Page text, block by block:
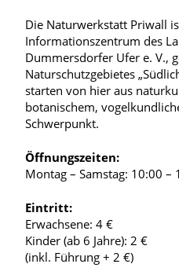
Die Naturwerkstatt Priwall
Informationszentrum des
Dummersdorfer Ufer e. V.,
Naturschutzgebietes
starten von hier aus
botanischem,
Schwerpunkt.
Öffnungszeiten:
Montag – Samstag: 10:00 –
Eintritt:
Erwachsene: 4 €
Kinder (ab 6 Jahre): 2 €
(inkl. Führung + 2 €)